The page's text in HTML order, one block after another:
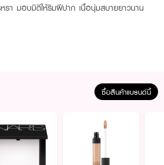
า มอบมิติให้ริมฝีปาก เนื้อนุ่มสบายยาวนาน
ซื้อสินค้าแบรนด์นี้